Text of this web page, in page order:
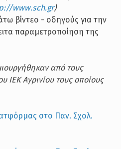
www.sch.gr)
βίντεο - οδηγούς για την
παραμετροποίηση της
από τους
ΙΕΚ Αγρινίου τους οποίους
στο Παν. Σχολ.